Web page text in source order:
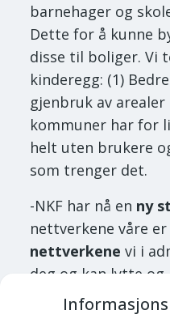
barnehager og
Dette for å kunne
disse til boliger. Vi
kinderegg: (1)
gjenbruk av arealer
kommuner har for
helt uten brukere
som trenger det.
-NKF har nå en ny
nettverkene våre
nettverkene vi i
deg og kan lytte
du kan fortelle oss
har, slik at vi kan